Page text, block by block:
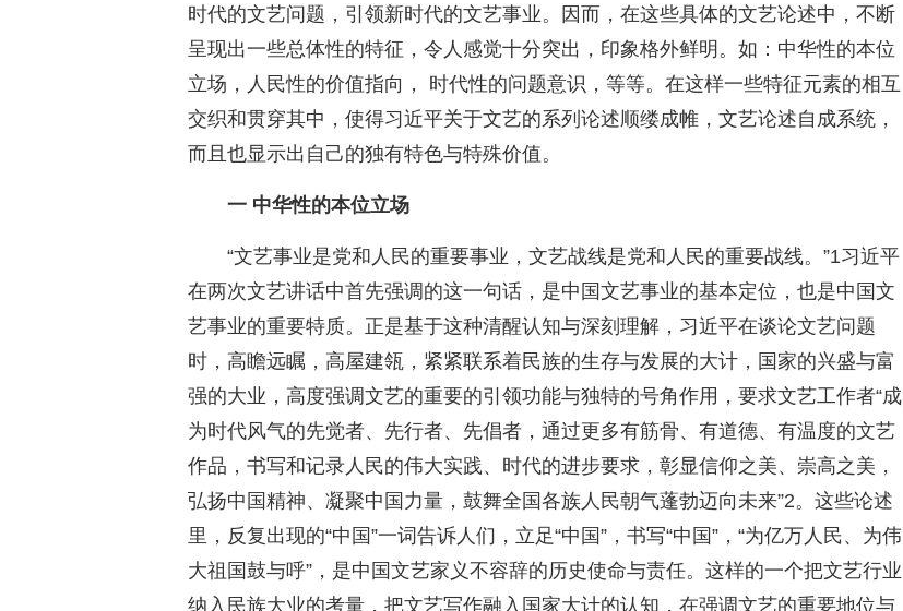
时代的文艺问题，引领新时代的文艺事业。因而，在这些具体的文艺论述中，不断
呈现出一些总体性的特征，令人感觉十分突出，印象格外鲜明。如：中华性的本位
立场，人民性的价值指向， 时代性的问题意识，等等。在这样一些特征元素的相互
交织和贯穿其中，使得习近平关于文艺的系列论述顺缕成帷，文艺论述自成系统，
而且也显示出自己的独有特色与特殊价值。
一 中华性的本位立场
“文艺事业是党和人民的重要事业，文艺战线是党和人民的重要战线。”1习近平
在两次文艺讲话中首先强调的这一句话，是中国文艺事业的基本定位，也是中国文
艺事业的重要特质。正是基于这种清醒认知与深刻理解，习近平在谈论文艺问题
时，高瞻远瞩，高屋建瓴，紧紧联系着民族的生存与发展的大计，国家的兴盛与富
强的大业，高度强调文艺的重要的引领功能与独特的号角作用，要求文艺工作者“成
为时代风气的先觉者、先行者、先倡者，通过更多有筋骨、有道德、有温度的文艺
作品，书写和记录人民的伟大实践、时代的进步要求，彰显信仰之美、崇高之美，
弘扬中国精神、凝聚中国力量，鼓舞全国各族人民朝气蓬勃迈向未来”2。这些论述
里，反复出现的“中国”一词告诉人们，立足“中国”，书写“中国”，“为亿万人民、为伟
大祖国鼓与呼”，是中国文艺家义不容辞的历史使命与责任。这样的一个把文艺行业
纳入民族大业的考量，把文艺写作融入国家大计的认知，在强调文艺的重要地位与